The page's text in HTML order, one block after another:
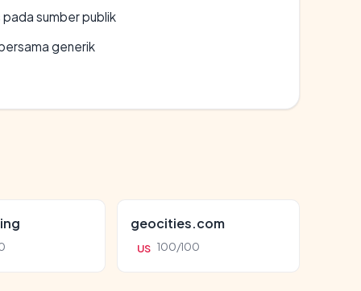
sumber publik
generik
geocities.com
US 100/100